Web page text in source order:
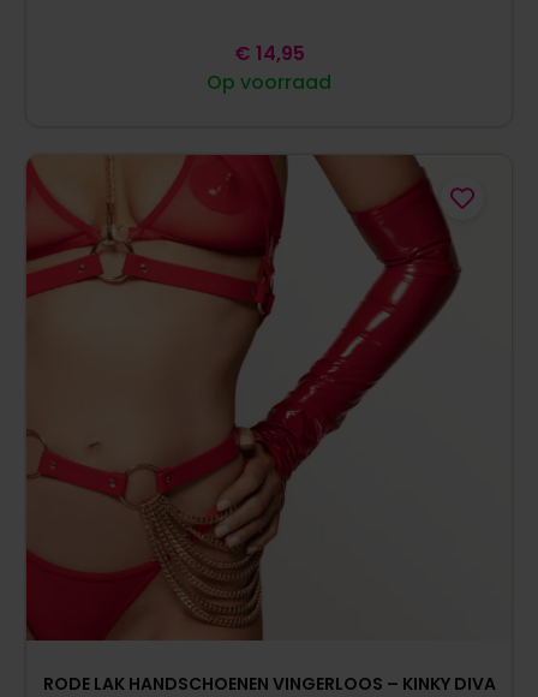
Op voorraad
€ 14,95
RODE LAK HANDSCHOENEN VINGERLOOS – KINKY DIVA